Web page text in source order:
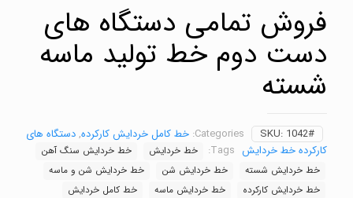
فروش تمامی دستگاه های
دست دوم خط تولید ماسه
شسته
SKU: 1042#
Categories: خط کامل خردایش کارکرده,دستگاه های
کارکرده خط خردایش Tags: خط خردایش
خط خردایش سنگ آهن
خط خردایش شسته
خط خردایش شن
خط خردایش شن و ماسه
خط خردایش کارکرده
خط خردایش ماسه
خط کامل خردایش